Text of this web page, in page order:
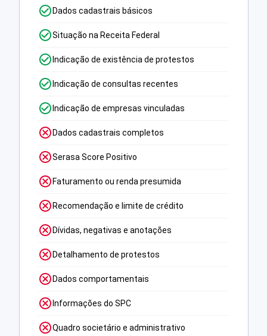
Dados cadastrais básicos
Situação na Receita Federal
Indicação de existência de protestos
Indicação de consultas recentes
Indicação de empresas vinculadas
Dados cadastrais completos
Serasa Score Positivo
Faturamento ou renda presumida
Recomendação e limite de crédito
Dívidas, negativas e anotações
Detalhamento de protestos
Dados comportamentais
Informações do SPC
Quadro societário e administrativo